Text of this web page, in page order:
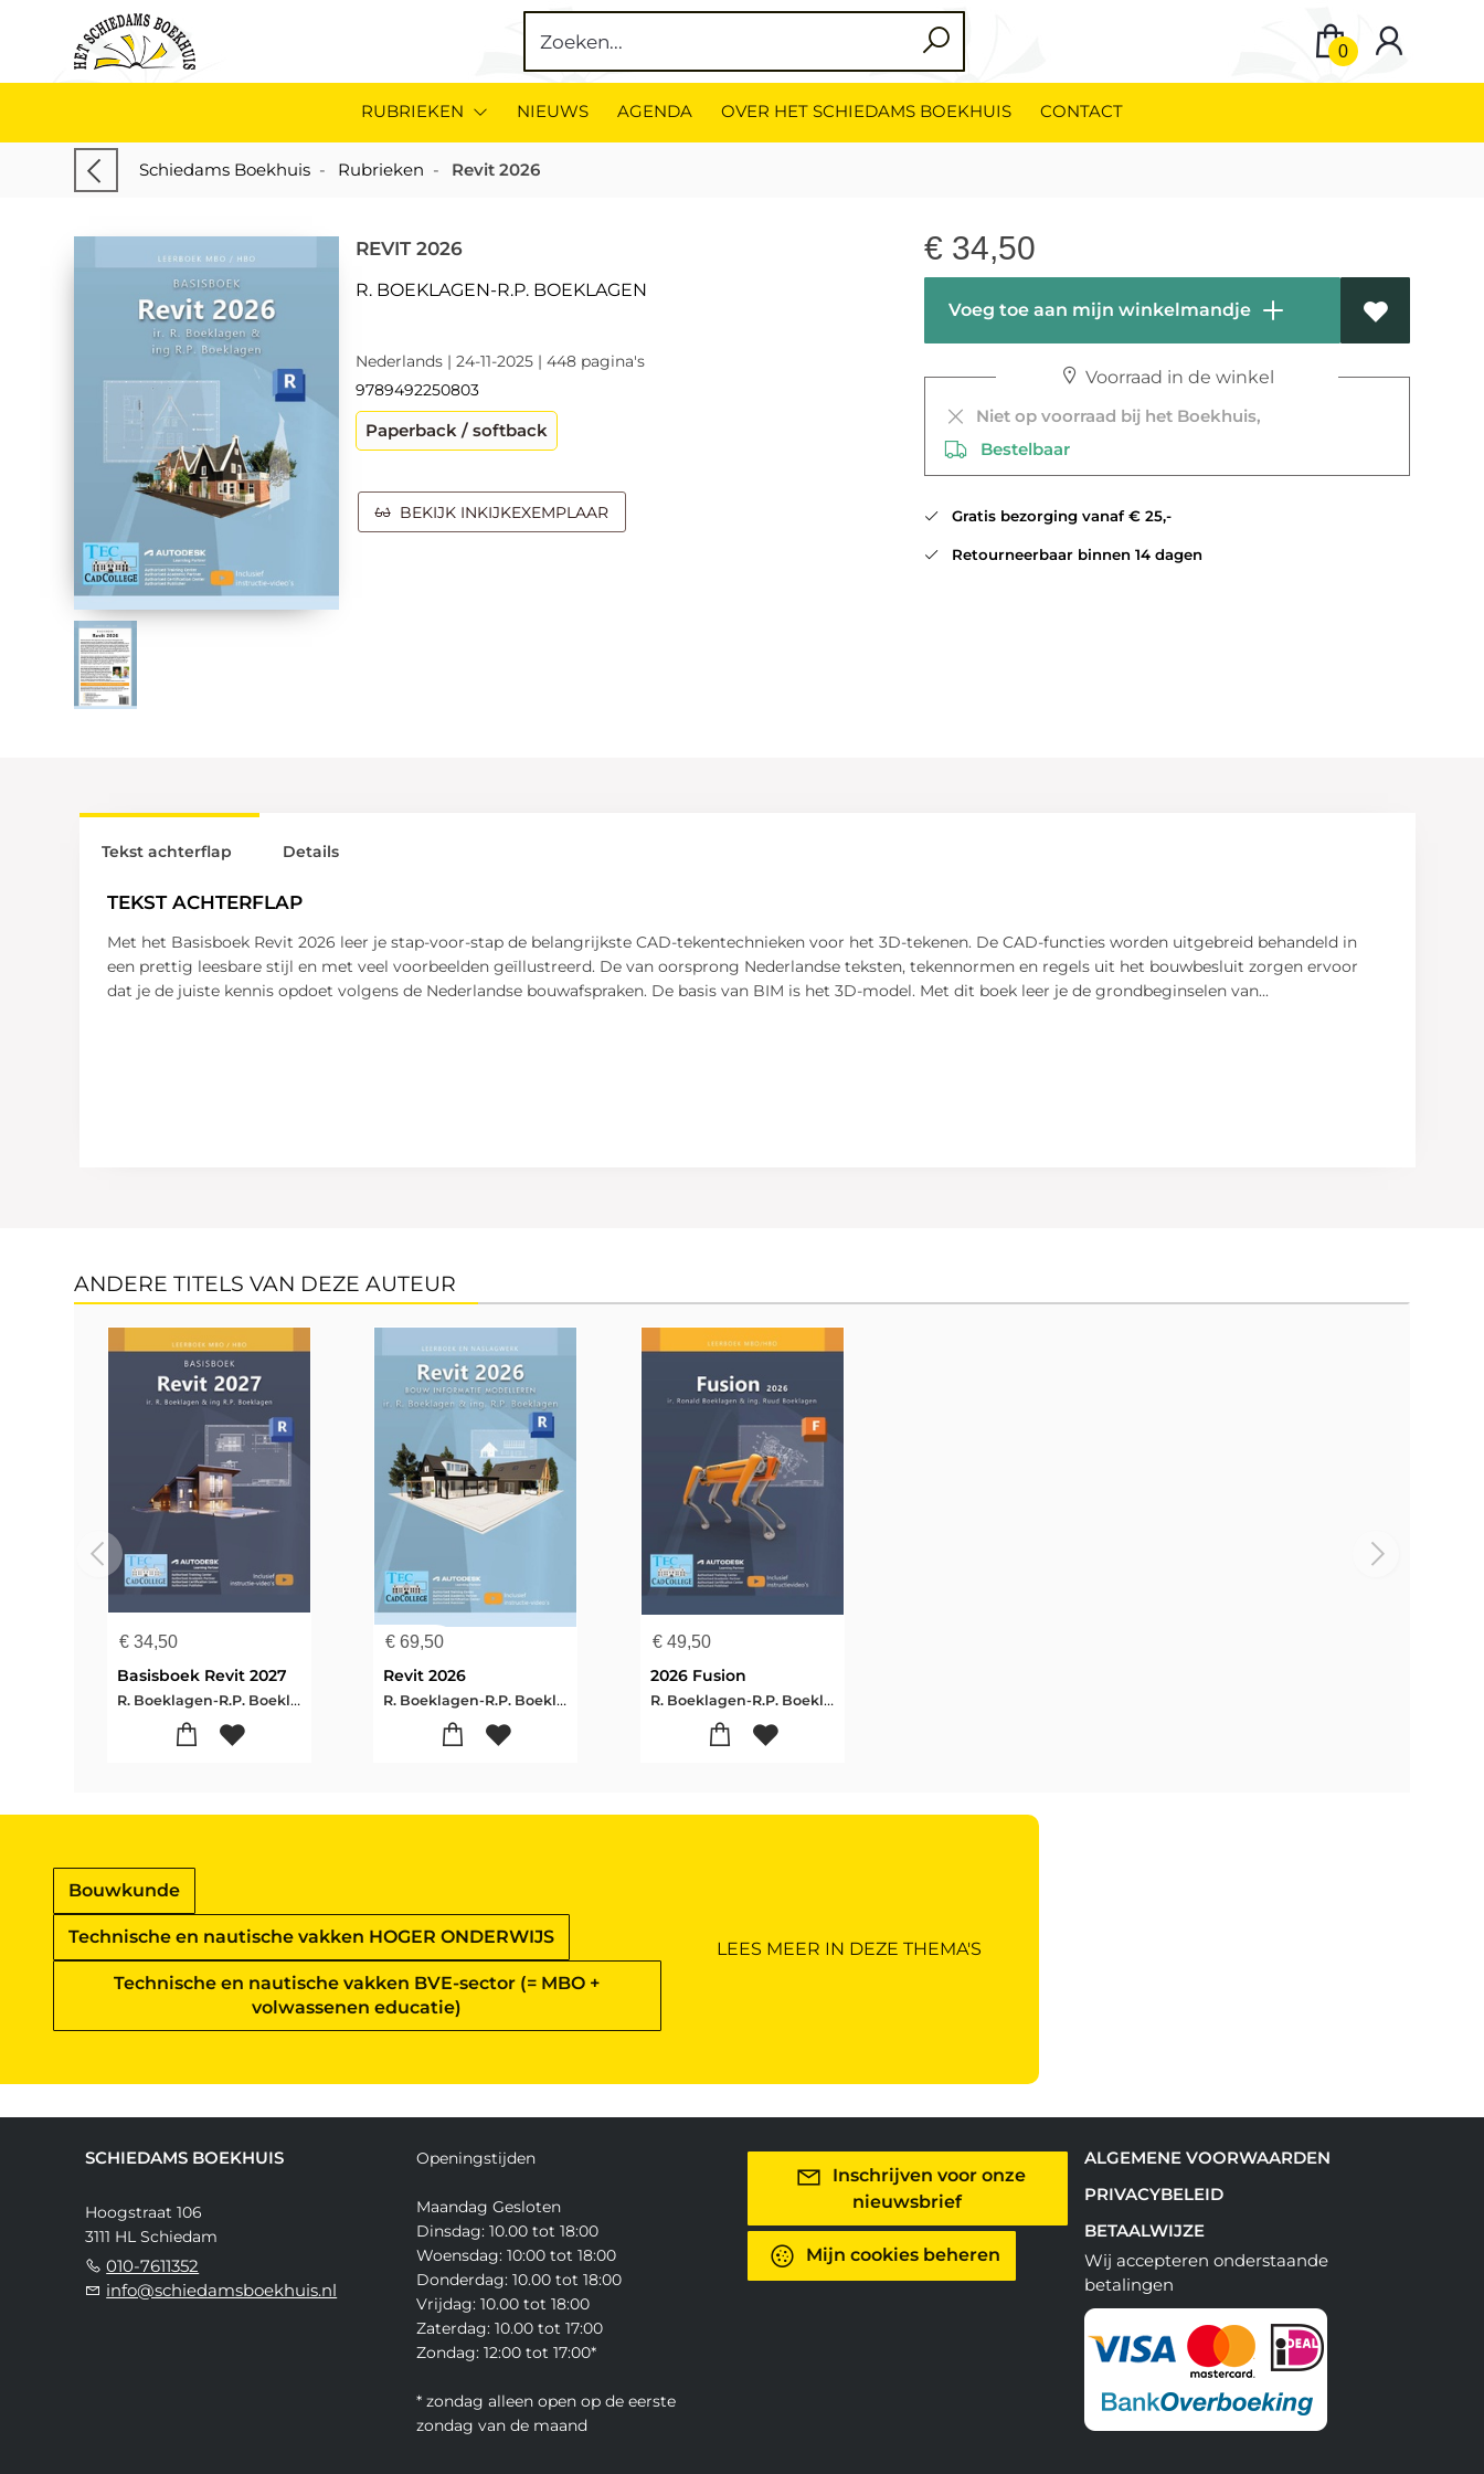
0
RUBRIEKEN NIEUWS AGENDA OVER HET SCHIEDAMS BOEKHUIS CONTACT
Schiedams Boekhuis - Rubrieken - Revit 2026
REVIT 2026
R. BOEKLAGEN-R.P. BOEKLAGEN
Nederlands | 24-11-2025 | 448 pagina's
9789492250803
Paperback / softback
BEKIJK INKIJKEXEMPLAAR
€ 34,50
Voeg toe aan mijn winkelmandje
Voorraad in de winkel
Niet op voorraad bij het Boekhuis,
Bestelbaar
Gratis bezorging vanaf € 25,-
Retourneerbaar binnen 14 dagen
Tekst achterflap
TEKST ACHTERFLAP
Met het Basisboek Revit 2026 leer je stap-voor-stap de belangrijkste CAD-tekentechnieken voor het 3D-tekenen. De CAD-functies worden uitgebreid behandeld in
een prettig leesbare stijl en met veel voorbeelden geïllustreerd. De van oorsprong Nederlandse teksten, tekennormen en regels uit het bouwbesluit zorgen ervoor
dat je de juiste kennis opdoet volgens de Nederlandse bouwafspraken. De basis van BIM is het 3D-model. Met dit boek leer je de grondbeginselen van...
Details
ANDERE TITELS VAN DEZE AUTEUR
€ 34,50
Basisboek Revit 2027
R. Boeklagen-R.P. Boeklagen
€ 69,50
Revit 2026
R. Boeklagen-R.P. Boeklagen
€49,50
2026 Fusion
R. Boeklagen-R.P. Boeklagen
Bouwkunde
Technische en nautische vakken HOGER ONDERWIJS
Technische en nautische vakken BVE-sector (= MBO +
volwassenen educatie)
LEES MEER IN DEZE THEMA'S
SCHIEDAMS BOEKHUIS
Hoogstraat 106
3111 HL Schiedam
010-7611352
info@schiedamsboekhuis.nl
Openingstijden
Maandag Gesloten
Dinsdag: 10.00 tot 18:00
Woensdag: 10:00 tot 18:00
Donderdag: 10.00 tot 18:00
Vrijdag: 10.00 tot 18:00
Zaterdag: 10.00 tot 17:00
Zondag: 12:00 tot 17:00*
* zondag alleen open op de eerste
zondag van de maand
Inschrijven voor onze
nieuwsbrief
Mijn cookies beheren
ALGEMENE VOORWAARDEN
PRIVACYBELEID
BETAALWIJZE
Wij accepteren onderstaande
betalingen